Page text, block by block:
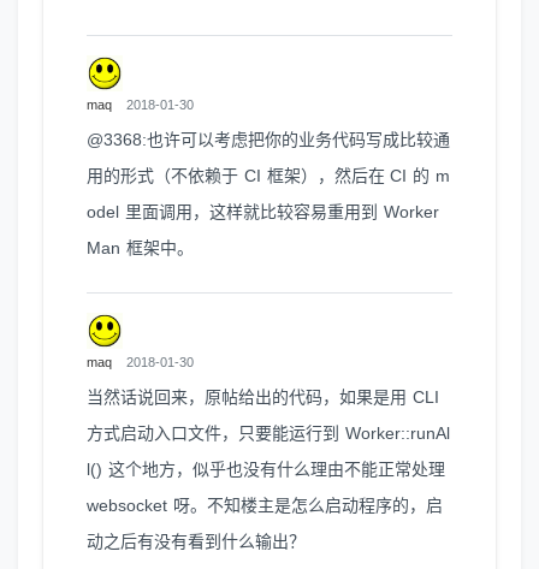
maq 2018-01-30
@3368:也许可以考虑把你的业务代码写成比较通
用的形式（不依赖于 CI 框架），然后在 CI 的 m
odel 里面调用，这样就比较容易重用到 Worker
Man 框架中。
maq 2018-01-30
当然话说回来，原帖给出的代码，如果是用 CLI
方式启动入口文件，只要能运行到 Worker::runAl
l() 这个地方，似乎也没有什么理由不能正常处理
websocket 呀。不知楼主是怎么启动程序的，启
动之后有没有看到什么输出？